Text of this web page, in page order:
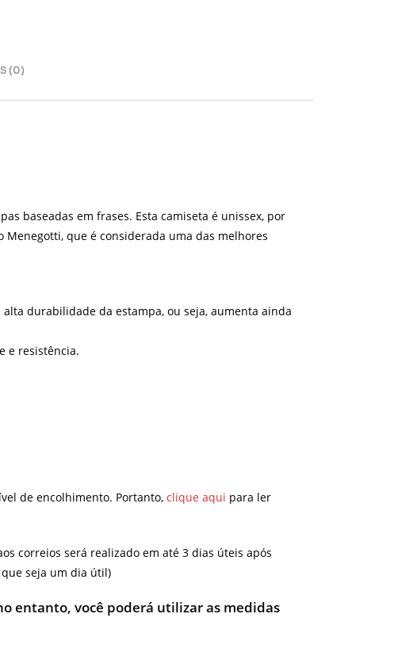
(0)
baseadas em frases. Esta camiseta é unissex, por
Menegotti, que é considerada uma das melhores
durabilidade da estampa, ou seja, aumenta ainda
e resistência.
de encolhimento. Portanto, clique aqui para ler
correios será realizado em até 3 dias úteis após
seja um dia útil)
entanto, você poderá utilizar as medidas